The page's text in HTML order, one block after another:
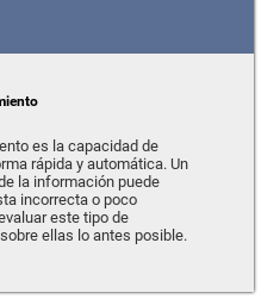
es la capacidad de
rápida y automática. Un
la información puede
incorrecta o poco
este tipo de
ellas lo antes posible.